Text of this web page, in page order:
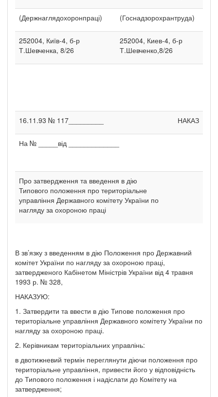
(Держнаглядохоронпраці) (Госнадзорохрантруда)
252004, Київ-4, б-р
Т.Шевченка, 8/26
252004, Киев-4, б-р
Т.Шевченко,8/26
16.11.93 № 117_________ НАКАЗ
На № _____від _____________
Про затвердження та введення в дію
Типового положення про територіальне
управління Державного комітету України по
нагляду за охороною праці
В зв’язку з введенням в дію Положення про Державний
комітет України по нагляду за охороною праці,
затвердженого Кабінетом Міністрів України від 4 травня
1993 р. № 328,
НАКАЗУЮ:
1. Затвердити та ввести в дію Типове положення про
територіальне управління Державного комітету України по
нагляду за охороною праці.
2. Керівникам територіальних управлінь:
в двотижневий термін переглянути діючи положення про
територіальне управління, привести його у відповідність
до Типового положення і надіслати до Комітету на
затвердження;